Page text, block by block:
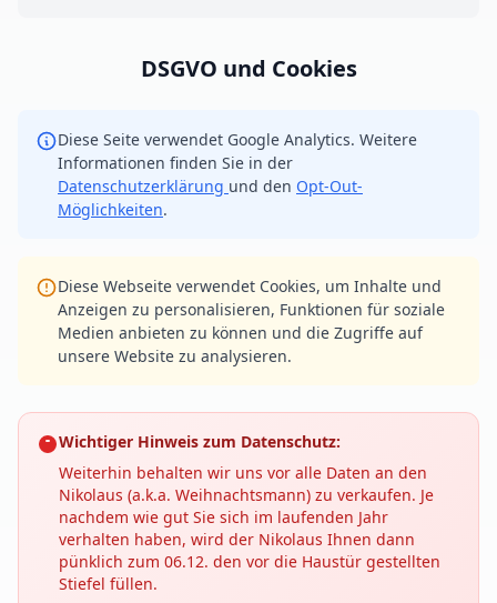
DSGVO und Cookies
Diese Seite verwendet Google Analytics. Weitere
Informationen finden Sie in der
Datenschutzerklärung und den Opt-Out-
Möglichkeiten.
Diese Webseite verwendet Cookies, um Inhalte und
Anzeigen zu personalisieren, Funktionen für soziale
Medien anbieten zu können und die Zugriffe auf
unsere Website zu analysieren.
Wichtiger Hinweis zum Datenschutz:
Weiterhin behalten wir uns vor alle Daten an den
Nikolaus (a.k.a. Weihnachtsmann) zu verkaufen. Je
nachdem wie gut Sie sich im laufenden Jahr
verhalten haben, wird der Nikolaus Ihnen dann
pünklich zum 06.12. den vor die Haustür gestellten
Stiefel füllen.